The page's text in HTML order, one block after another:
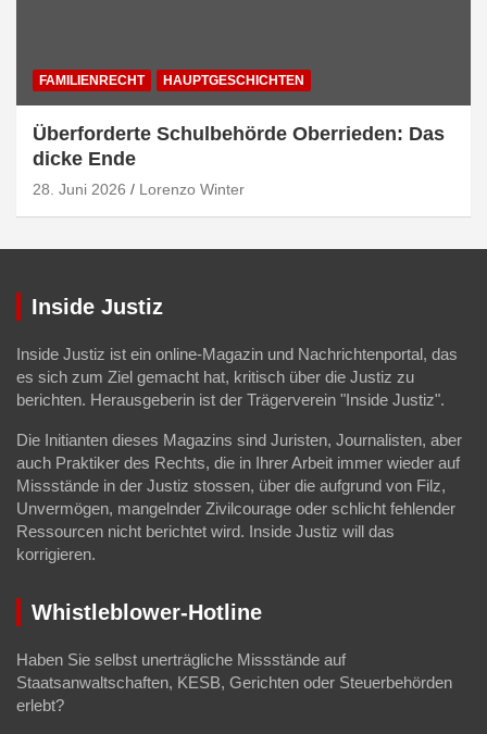
FAMILIENRECHT HAUPTGESCHICHTEN
Überforderte Schulbehörde Oberrieden: Das
dicke Ende
28. Juni 2026 Lorenzo Winter
Inside Justiz
Inside Justiz ist ein online-Magazin und Nachrichtenportal, das
es sich zum Ziel gemacht hat, kritisch über die Justiz zu
berichten. Herausgeberin ist der Trägerverein "Inside Justiz".
Die Initianten dieses Magazins sind Juristen, Journalisten, aber
auch Praktiker des Rechts, die in Ihrer Arbeit immer wieder auf
Missstände in der Justiz stossen, über die aufgrund von Filz,
Unvermögen, mangelnder Zivilcourage oder schlicht fehlender
Ressourcen nicht berichtet wird. Inside Justiz will das
korrigieren.
Whistleblower-Hotline
Haben Sie selbst unerträgliche Missstände auf
Staatsanwaltschaften, KESB, Gerichten oder Steuerbehörden
erlebt?